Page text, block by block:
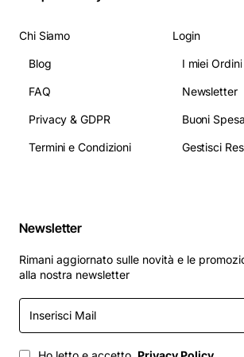
Chi Siamo
Blog
FAQ
Privacy & GDPR
Termini e Condizioni
Login
I miei Ordini
Newsletter
Buoni Spesa
Gestisci
Newsletter
Rimani aggiornato sulle novità e le
alla nostra newsletter
Inserisci
Mail